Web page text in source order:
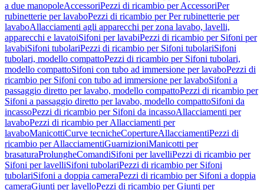
a due manopoleAccessoriPezzi di ricambio per AccessoriPer
rubinetterie per lavaboPezzi di ricambio per Per rubinetterie per
lavaboAllacciamenti agli apparecchi per zona lavabo, lavelli,
apparecchi e lavatoiSifoni per lavabiPezzi di ricambio per Sifoni per
lavabiSifoni tubolariPezzi di ricambio per Sifoni tubolariSifoni
tubolari, modello compattoPezzi di ricambio per Sifoni tubolari,
modello compattoSifoni con tubo ad immersione per lavaboPezzi di
ricambio per Sifoni con tubo ad immersione per lavaboSifoni a
passaggio diretto per lavabo, modello compattoPezzi di ricambio per
Sifoni a passaggio diretto per lavabo, modello compattoSifoni da
incassoPezzi di ricambio per Sifoni da incassoAllacciamenti per
lavaboPezzi di ricambio per Allacciamenti per
lavaboManicottiCurve tecnicheCopertureAllacciamentiPezzi di
ricambio per AllacciamentiGuarnizioniManicotti per
brasaturaProlungheComandiSifoni per lavelliPezzi di ricambio per
Sifoni per lavelliSifoni tubolariPezzi di ricambio per Sifoni
tubolariSifoni a doppia cameraPezzi di ricambio per Sifoni a doppia
cameraGiunti per lavelloPezzi di ricambio per Giunti per